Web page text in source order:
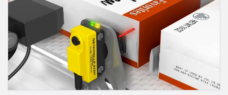
光电传感器
激光测距
测量光幕
3D飞行时间
前缘检测
工厂通信
机器监控/设备综合效率
物料、服务或托盘取件呼叫
状况监测：预测性维护和预防性维护